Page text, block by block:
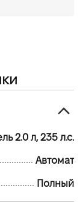
2.0 л, 235 л.с.
Автомат
Полный